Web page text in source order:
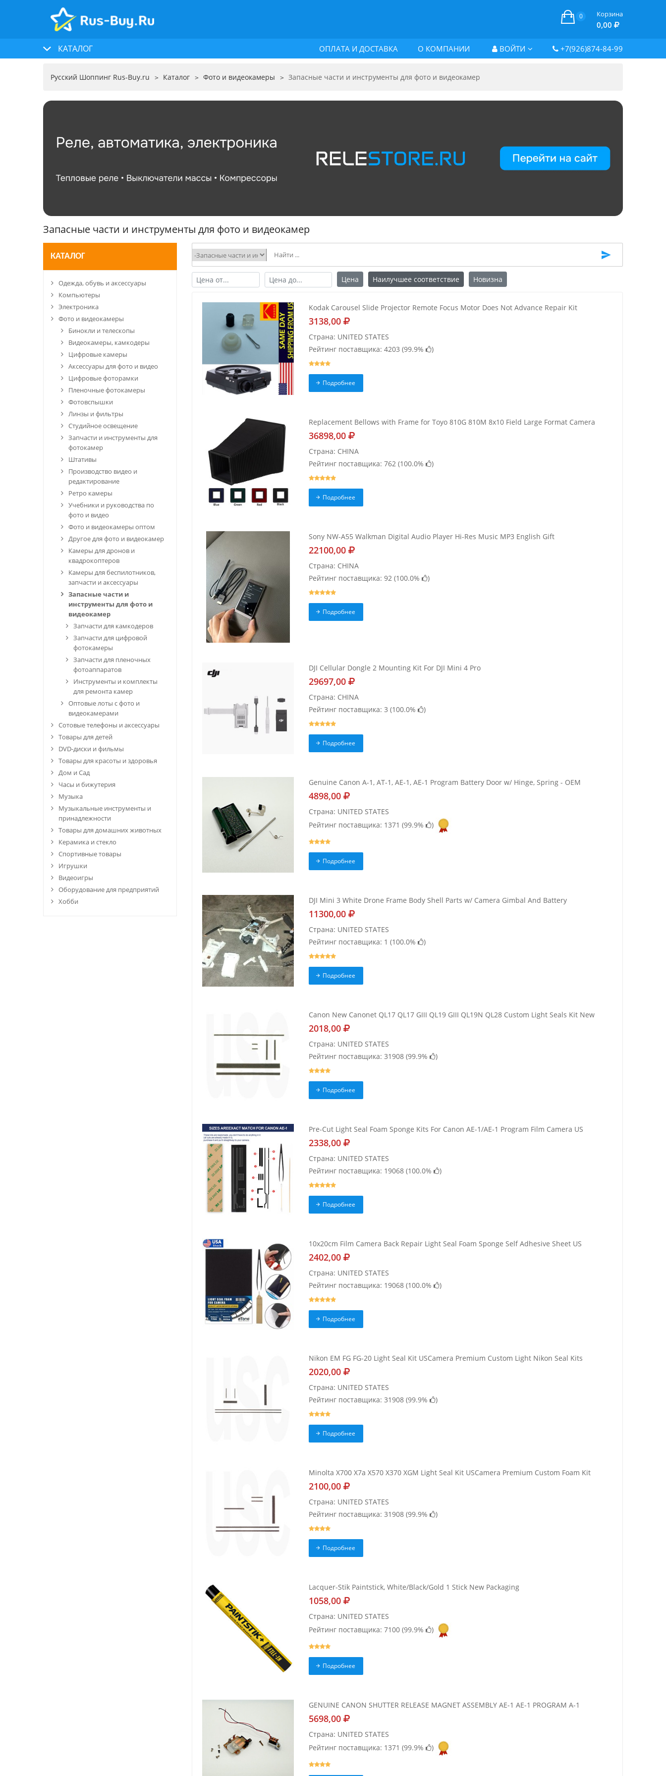
0 Корзина
0,00
КАТАЛОГ ОПЛАТА И ДОСТАВКА О КОМПАНИИ ВОЙТИ +7(926)874-84-99
Русский Шоппинг Rus-Buy.ru Каталог Фото и видеокамеры Запасные части и инструменты для фото и видеокамер
Запасные части и инструменты для фото и видеокамер
КАТАЛОГ
Одежда, обувь и аксессуары
Компьютеры
Электроника
Фото и видеокамеры
Бинокли и телескопы
Видеокамеры, камкодеры
Цифровые камеры
Аксессуары для фото и видео
Цифровые фоторамки
Пленочные фотокамеры
Фотовспышки
Линзы и фильтры
Студийное освещение
Запчасти и инструменты для
фотокамер
Штативы
Производство видео и
редактирование
Ретро камеры
Учебники и руководства по
фото и видео
Фото и видеокамеры оптом
Другое для фото и видеокамер
Камеры для дронов и
квадрокоптеров
Камеры для беспилотников,
запчасти и аксессуары
Запасные части и
инструменты для фото и
видеокамер
Запчасти для камкодеров
Запчасти для цифровой
фотокамеры
Запчасти для пленочных
фотоаппаратов
Инструменты и комплекты
для ремонта камер
Оптовые лоты с фото и
видеокамерами
Сотовые телефоны и аксессуары
Товары для детей
DVD-диски и фильмы
Товары для красоты и здоровья
Дом и Сад
Часы и бижутерия
Музыка
Музыкальные инструменты и
принадлежности
Товары для домашних животных
Керамика и стекло
Спортивные товары
Игрушки
Видеоигры
Оборудование для предприятий
Хобби
Цена Наилучшее соответствие Новизна
Kodak Carousel Slide Projector Remote Focus Motor Does Not Advance Repair Kit
3138,00
Страна: UNITED STATES
Рейтинг поставщика: 4203 (99.9% )
Подробнее
Replacement Bellows with Frame for Toyo 810G 810M 8x10 Field Large Format Camera
36898,00
Страна: CHINA
Рейтинг поставщика: 762 (100.0% )
Подробнее
Sony NW-A55 Walkman Digital Audio Player Hi-Res Music MP3 English Gift
22100,00
Страна: CHINA
Рейтинг поставщика: 92 (100.0% )
Подробнее
DJI Cellular Dongle 2 Mounting Kit For DJI Mini 4 Pro
29697,00
Страна: CHINA
Рейтинг поставщика: 3 (100.0% )
Подробнее
Genuine Canon A-1, AT-1, AE-1, AE-1 Program Battery Door w/ Hinge, Spring - OEM
4898,00
Страна: UNITED STATES
Рейтинг поставщика: 1371 (99.9% )
Подробнее
DJI Mini 3 White Drone Frame Body Shell Parts w/ Camera Gimbal And Battery
11300,00
Страна: UNITED STATES
Рейтинг поставщика: 1 (100.0% )
Подробнее
Canon New Canonet QL17 QL17 GIII QL19 GIII QL19N QL28 Custom Light Seals Kit New
2018,00
Страна: UNITED STATES
Рейтинг поставщика: 31908 (99.9% )
Подробнее
Pre-Cut Light Seal Foam Sponge Kits For Canon AE-1/AE-1 Program Film Camera US
2338,00
Страна: UNITED STATES
Рейтинг поставщика: 19068 (100.0% )
Подробнее
10x20cm Film Camera Back Repair Light Seal Foam Sponge Self Adhesive Sheet US
2402,00
Страна: UNITED STATES
Рейтинг поставщика: 19068 (100.0% )
Подробнее
Nikon EM FG FG-20 Light Seal Kit USCamera Premium Custom Light Nikon Seal Kits
2020,00
Страна: UNITED STATES
Рейтинг поставщика: 31908 (99.9% )
Подробнее
Minolta X700 X7a X570 X370 XGM Light Seal Kit USCamera Premium Custom Foam Kit
2100,00
Страна: UNITED STATES
Рейтинг поставщика: 31908 (99.9% )
Подробнее
Lacquer-Stik Paintstick, White/Black/Gold 1 Stick New Packaging
1058,00
Страна: UNITED STATES
Рейтинг поставщика: 7100 (99.9% )
Подробнее
GENUINE CANON SHUTTER RELEASE MAGNET ASSEMBLY AE-1 AE-1 PROGRAM A-1
5698,00
Страна: UNITED STATES
Рейтинг поставщика: 1371 (99.9% )